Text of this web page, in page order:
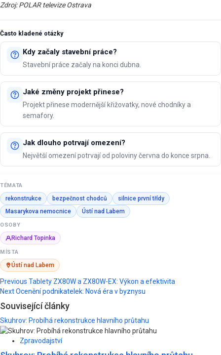
Zdroj: POLAR televize Ostrava
Často kladené otázky
Kdy začaly stavební práce?
Stavební práce začaly na konci dubna.
Jaké změny projekt přinese?
Projekt přinese modernější křižovatky, nové chodníky a
semafory.
Jak dlouho potrvají omezení?
Největší omezení potrvají od poloviny června do konce srpna.
TÉMATA
rekonstrukce bezpečnost chodců
silnice první třídy
Masarykova nemocnice
Ústí nad Labem
OSOBY
Richard Topinka
MÍSTA
Ústí nad Labem
Post
navigation
Previous Tablety ZX80W a ZX80W-EX: Výkon a efektivita
NextOcenění podnikatelek: Nová éra v byznysu
Související články
Skuhrov: Probíhá rekonstrukce hlavního průtahu
Zpravodajství